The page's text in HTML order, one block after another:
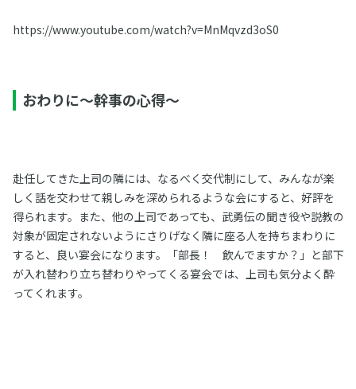
https://www.youtube.com/watch?v=MnMqvzd3oS0
おわりに～幹事の心得～
赴任してきた上司の隣には、なるべく交代制にして、みんなが楽
しく話を交わせて親しみを深められるような会にすると、好評を
得られます。また、他の上司であっても、武勇伝の聞き役や説教の
対象が固定されないようにさりげなく隣に座る人を持ちまわりに
すると、良い宴会になります。「部長！ 飲んでますか？」と部下
が入れ替わり立ち替わりやってくる宴会では、上司も気分よく酔
ってくれます。